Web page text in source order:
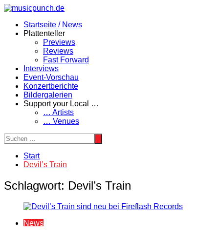
Zum
springenStartseite / News
Plattenteller
Previews
Reviews
Fast Forward
Interviews
Event-Vorschau
Konzertberichte
Bildergalerien
Support your Local …
… Artists
… Venues
Start
Devil’s Train
Schlagwort: Devil’s Train
News